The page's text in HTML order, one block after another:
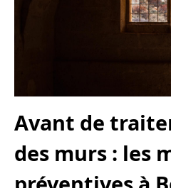
Avant de
des murs : les